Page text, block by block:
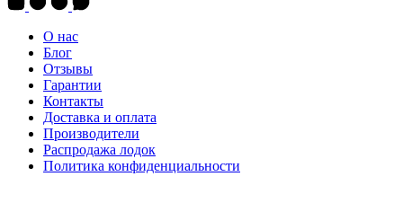
О нас
Блог
Отзывы
Гарантии
Контакты
Доставка и оплата
Производители
Распродажа лодок
Политика конфиденциальности